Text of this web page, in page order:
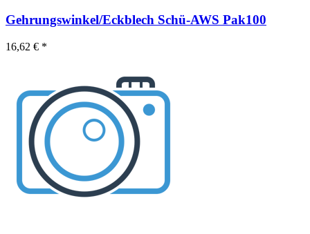
Gehrungswinkel/Eckblech Schü-AWS Pak100
16,62 € *